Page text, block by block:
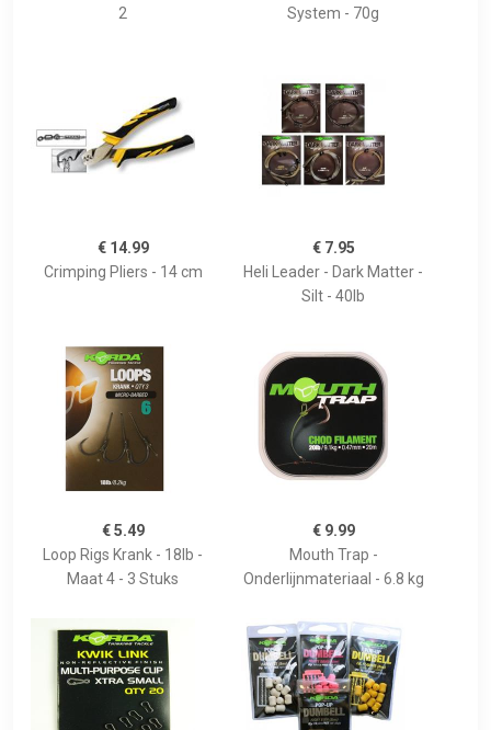
2
System - 70g
€ 14.99
Crimping Pliers - 14 cm
€ 7.95
Heli Leader - Dark Matter -
Silt - 40lb
€ 5.49
Loop Rigs Krank - 18lb -
Maat 4 - 3 Stuks
€ 9.99
Mouth Trap -
Onderlijnmateriaal - 6.8 kg